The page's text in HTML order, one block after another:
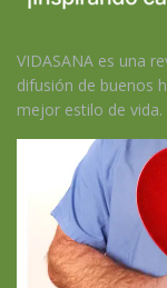
VIDASANA es una
difusión de buenos
mejor estilo de vida.